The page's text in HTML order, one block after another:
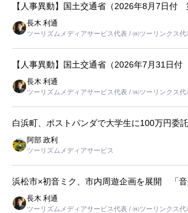
【人事異動】国土交通省（2026年8月7日付
長木 利通
ツーリズムメディアサービス代表 / ㈱ツーリンクス代
【人事異動】国土交通省（2026年7月31日付
長木 利通
ツーリズムメディアサービス代表 / ㈱ツーリンクス代
白浜町、ポストパンダで大学生に100万円委託
阿部 政利
ツーリズムメディアサービス
浜松市×初音ミク、市内周遊企画を展開 「
長木 利通
ツーリズムメディアサービス代表 / ㈱ツーリンクス代